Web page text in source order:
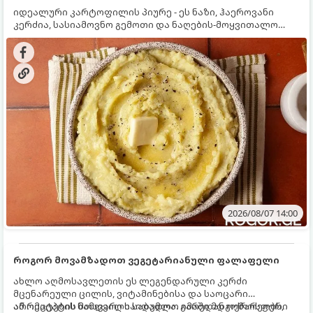
იდეალური კარტოფილის პიურე - ეს ნაზი, ჰაეროვანი
კერძია, სასიამოვნო გემოთი და ნაღების-მოყვითალო
ფერით. მისი მომზადება ძალიან მარტივია, მაგრამ
არსებობს რამდენიმე საიდუმლო, რომლებიც უნდა
იცოდეთ, რომ პიურე იდეალურად გემრიელი გამოვიდეს.
2026/08/07 14:00
როგორ მოვამზადოთ ვეგეტარიანული ფალაფელი
ახლო აღმოსავლეთის ეს ლეგენდარული კერძი
მცენარეული ცილის, ვიტამინებისა და საოცარი
არომატების ნამდვილი საბადოა. გარედან ოქროსფერი
ამ რეცეპტის მთავარი საიდუმლო იმაში მდგომარეობს,